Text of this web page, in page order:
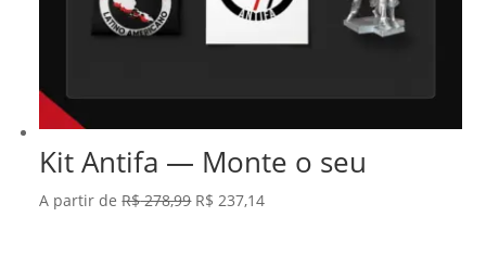
Kit Antifa — Monte o seu
A partir deR$278,99 O
R$ 237,14O